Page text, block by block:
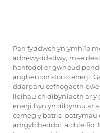
Pan fyddwch yn ymhlïo
adnewyddadwy, mae
hanfodol er gwneud
anghenion storio enerji.
ddarparu cefnogaeth
lleihau'ch dibyniaeth ar y
enerji hyn yn dibynnu ar
cemeg y batris,
amgylcheddol, a chleifio.